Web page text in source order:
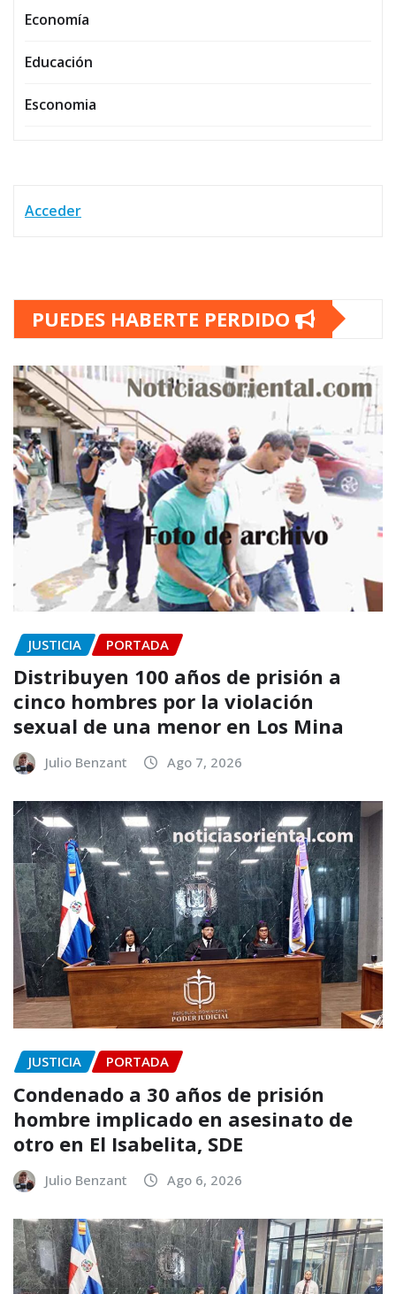
Economía
Educación
Esconomia
Acceder
PUEDES HABERTE PERDIDO
JUSTICIA PORTADA
Distribuyen 100 años de prisión a
cinco hombres por la violación
sexual de una menor en Los Mina
Julio Benzant Ago 7, 2026
JUSTICIA PORTADA
Condenado a 30 años de prisión
hombre implicado en asesinato de
otro en El Isabelita, SDE
Julio Benzant Ago 6, 2026